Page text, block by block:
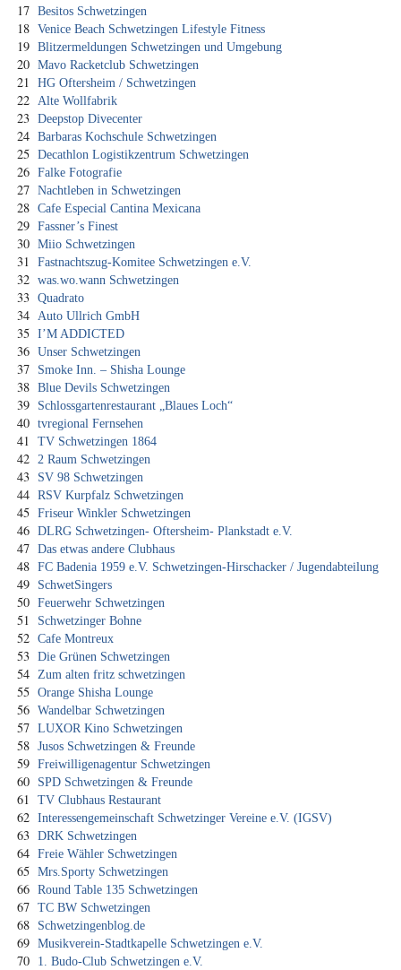
17 Besitos Schwetzingen
18 Venice Beach Schwetzingen Lifestyle Fitness
19 Blitzermeldungen Schwetzingen und Umgebung
20 Mavo Racketclub Schwetzingen
21 HG Oftersheim / Schwetzingen
22 Alte Wollfabrik
23 Deepstop Divecenter
24 Barbaras Kochschule Schwetzingen
25 Decathlon Logistikzentrum Schwetzingen
26 Falke Fotografie
27 Nachtleben in Schwetzingen
28 Cafe Especial Cantina Mexicana
29 Fassner’s Finest
30 Miio Schwetzingen
31 Fastnachtszug-Komitee Schwetzingen e.V.
32 was.wo.wann Schwetzingen
33 Quadrato
34 Auto Ullrich GmbH
35 I’M ADDICTED
36 Unser Schwetzingen
37 Smoke Inn. – Shisha Lounge
38 Blue Devils Schwetzingen
39 Schlossgartenrestaurant „Blaues Loch“
40 tvregional Fernsehen
41 TV Schwetzingen 1864
42 2 Raum Schwetzingen
43 SV 98 Schwetzingen
44 RSV Kurpfalz Schwetzingen
45 Friseur Winkler Schwetzingen
46 DLRG Schwetzingen- Oftersheim- Plankstadt e.V.
47 Das etwas andere Clubhaus
48 FC Badenia 1959 e.V. Schwetzingen-Hirschacker / Jugendabteilung
49 SchwetSingers
50 Feuerwehr Schwetzingen
51 Schwetzinger Bohne
52 Cafe Montreux
53 Die Grünen Schwetzingen
54 Zum alten fritz schwetzingen
55 Orange Shisha Lounge
56 Wandelbar Schwetzingen
57 LUXOR Kino Schwetzingen
58 Jusos Schwetzingen & Freunde
59 Freiwilligenagentur Schwetzingen
60 SPD Schwetzingen & Freunde
61 TV Clubhaus Restaurant
62 Interessengemeinschaft Schwetzinger Vereine e.V. (IGSV)
63 DRK Schwetzingen
64 Freie Wähler Schwetzingen
65 Mrs.Sporty Schwetzingen
66 Round Table 135 Schwetzingen
67 TC BW Schwetzingen
68 Schwetzingenblog.de
69 Musikverein-Stadtkapelle Schwetzingen e.V.
70 1. Budo-Club Schwetzingen e.V.